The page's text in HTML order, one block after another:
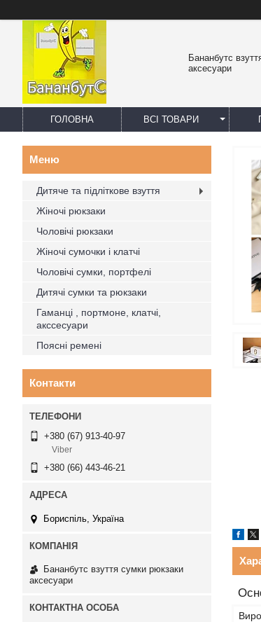
Бананбутс
аксесуари
ГОЛОВНА ВСІ ТОВАРИ
Дитяче та підліткове взуття
Жіночі рюкзаки
Чоловічі рюкзаки
Жіночі сумочки і клатчі
Чоловічі сумки, портфелі
Дитячі сумки та рюкзаки
Гаманці , портмоне, клатчі,
акссесуари
Поясні ремені
Контакти
+380 (67) 913-40-97
Viber
+380 (66) 443-46-21
Бориспіль, Україна
Бананбутс взуття сумки рюкзаки
аксесуари